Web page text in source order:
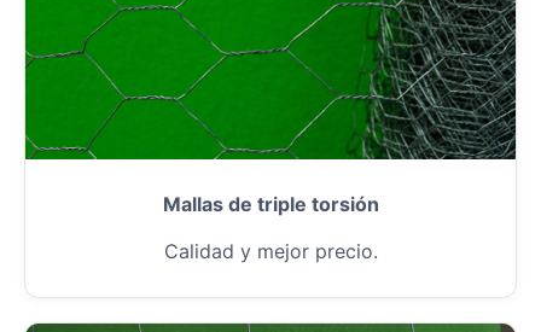
Mallas de triple torsión
Calidad y mejor precio.